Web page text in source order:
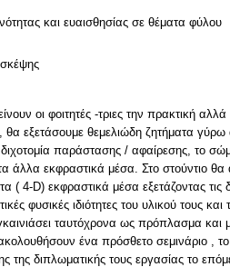
και ευαισθησίας σε θέματα φύλου
οι φοιτητές -τριες την πρακτική
εξετάσουμε θεμελιώδη ζητήματα
παράστασης / αφαίρεσης, το
άλλα εκφραστικά μέσα. Στο στούντιο
( 4-D) εκφραστικά μέσα εξετάζοντας
φυσικές ιδιότητες του υλικού τους
ταυτόχρονα ως πρόπλασμα
ένα πρόσθετο σεμινάριο ,
της διπλωματικής τους εργασίας το